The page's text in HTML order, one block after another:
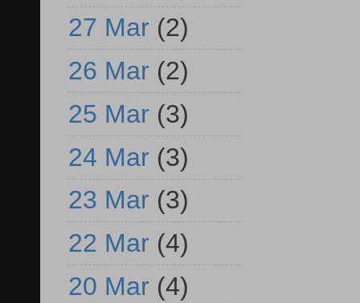
27 Mar (2)
26 Mar (2)
25 Mar (3)
24 Mar (3)
23 Mar (3)
22 Mar (4)
20 Mar (4)